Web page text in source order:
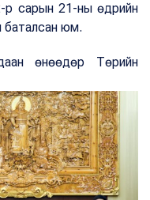
р сарын 21-ны өдрийн
баталсан юм.
өнөөдөр Төрийн